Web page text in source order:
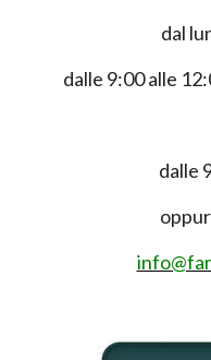
dal
dalle 9:00 alle
dalle